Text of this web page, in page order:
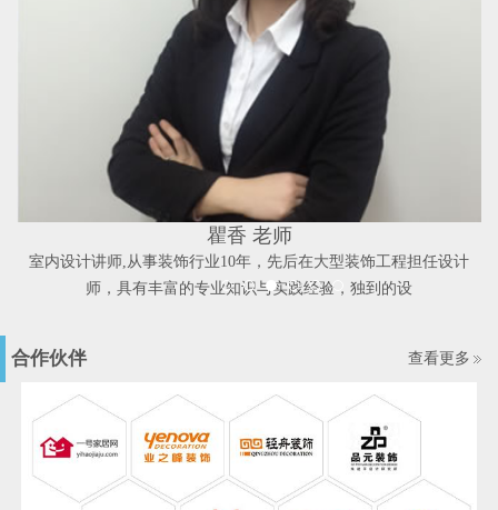
瞿香 老师
室内设计讲师,从事装饰行业10年，先后在大型装饰工程担任设计
师，具有丰富的专业知识与实践经验，独到的设
合作伙伴 查看更多